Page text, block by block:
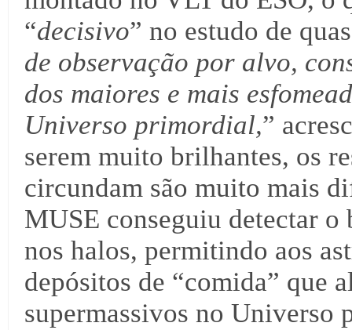
“decisivo” no estudo de
de observação por alvo,
dos maiores e mais
Universo primordial,”
serem muito brilhantes, os
circundam são muito mais
MUSE conseguiu detectar
nos halos, permitindo aos
depósitos de “comida” que
supermassivos no Universo